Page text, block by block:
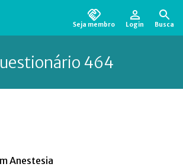
Seja membro Login Busca
464
Anestesia